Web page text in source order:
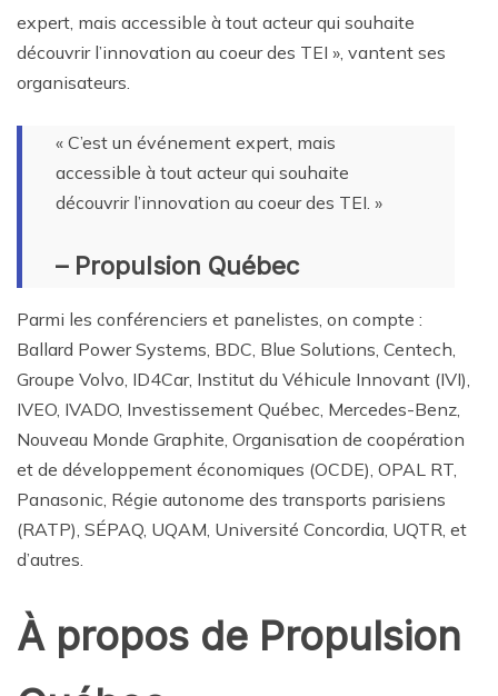
expert, mais accessible à tout acteur qui souhaite
découvrir l’innovation au coeur des TEI », vantent ses
organisateurs.
« C’est un événement expert, mais
accessible à tout acteur qui souhaite
découvrir l’innovation au coeur des TEI. »
– Propulsion Québec
Parmi les conférenciers et panelistes, on compte :
Ballard Power Systems, BDC, Blue Solutions, Centech,
Groupe Volvo, ID4Car, Institut du Véhicule Innovant (IVI),
IVEO, IVADO, Investissement Québec, Mercedes-Benz,
Nouveau Monde Graphite, Organisation de coopération
et de développement économiques (OCDE), OPAL RT,
Panasonic, Régie autonome des transports parisiens
(RATP), SÉPAQ, UQAM, Université Concordia, UQTR, et
d’autres.
À propos de Propulsion